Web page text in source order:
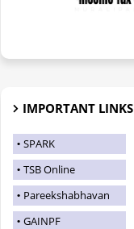
IMPORTANT LINKS
SPARK
TSB Online
Pareekshabhavan
GAINPF